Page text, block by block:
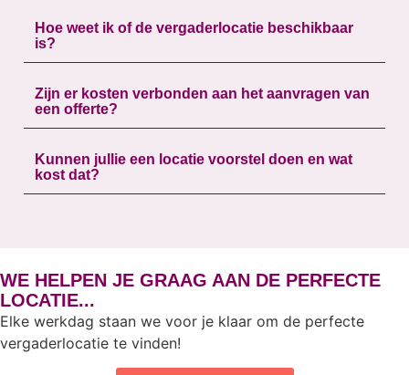
Hoe weet ik of de vergaderlocatie beschikbaar
is?
Zijn er kosten verbonden aan het aanvragen van
een offerte?
Kunnen jullie een locatie voorstel doen en wat
kost dat?
WE HELPEN JE GRAAG AAN DE PERFECTE
LOCATIE...
Elke werkdag staan we voor je klaar om de perfecte
vergaderlocatie te vinden!